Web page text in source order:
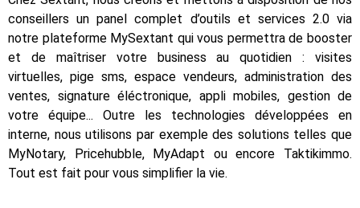
conseillers un panel complet d’outils et services 2.0 via
notre plateforme MySextant qui vous permettra de booster
et de maîtriser votre business au quotidien : visites
virtuelles, pige sms, espace vendeurs, administration des
ventes, signature éléctronique, appli mobiles, gestion de
votre équipe... Outre les technologies développées en
interne, nous utilisons par exemple des solutions telles que
MyNotary, Pricehubble, MyAdapt ou encore Taktikimmo.
Tout est fait pour vous simplifier la vie.